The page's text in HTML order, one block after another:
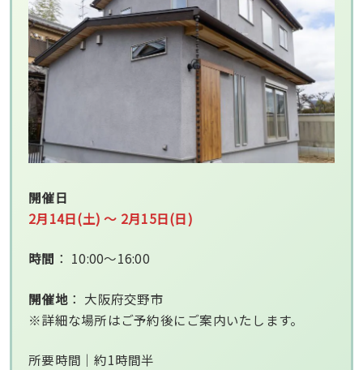
開催日
2月14日(土) 〜 2月15日(日)
時間 ： 10:00～16:00
開催地： 大阪府交野市
※詳細な場所はご予約後にご案内いたします。
所要時間｜約1時間半